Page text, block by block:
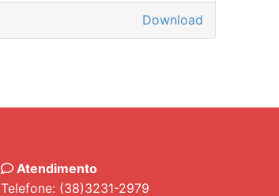
Download
Atendimento
Telefone: (38)3231-2979